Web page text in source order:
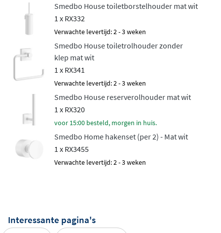
Smedbo House toiletborstelhouder mat wit
1 x RX332
Verwachte levertijd: 2 - 3 weken
Smedbo House toiletrolhouder zonder
klep mat wit
1 x RX341
Verwachte levertijd: 2 - 3 weken
Smedbo House reserverolhouder mat wit
1 x RX320
voor 15:00 besteld, morgen in huis.
Smedbo Home hakenset (per 2) - Mat wit
1 x RX3455
Verwachte levertijd: 2 - 3 weken
Interessante pagina's